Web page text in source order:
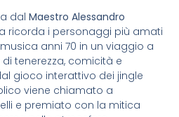
dalMaestro Alessandro
ricorda i personaggi più amati
anni 70 in un viaggio a
tenerezza, comicità e
gioco interattivo dei jingle
viene chiamato a
e premiato con la mitica